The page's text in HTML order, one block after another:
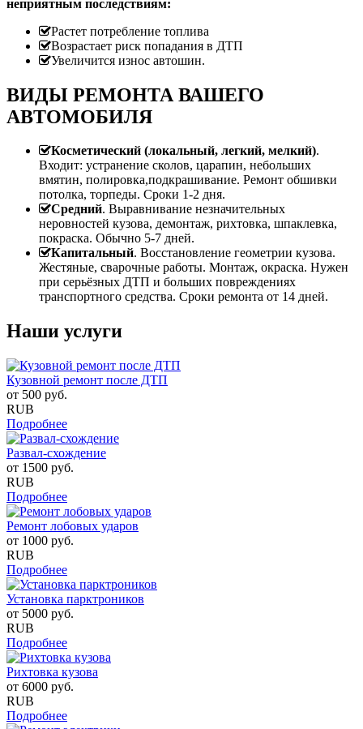
неприятным последствиям:
Растет потребление топлива
Возрастает риск попадания в ДТП
Увеличится износ автошин.
ВИДЫ РЕМОНТА ВАШЕГО
АВТОМОБИЛЯ
Косметический (локальный, легкий, мелкий).
Входит: устранение сколов, царапин, небольших
вмятин, полировка,подкрашивание. Ремонт обшивки
потолка, торпеды. Сроки 1-2 дня.
Средний. Выравнивание незначительных
неровностей кузова, демонтаж, рихтовка, шпаклевка,
покраска. Обычно 5-7 дней.
Капитальный. Восстановление геометрии кузова.
Жестяные, сварочные работы. Монтаж, окраска. Нужен
при серьёзных ДТП и больших повреждениях
транспортного средства. Сроки ремонта от 14 дней.
Наши услуги
Кузовной ремонт после ДТП
от 500 руб.
RUB
Подробнее
Развал-схождение
от 1500 руб.
RUB
Подробнее
Ремонт лобовых ударов
от 1000 руб.
RUB
Подробнее
Установка парктроников
от 5000 руб.
RUB
Подробнее
Рихтовка кузова
от 6000 руб.
RUB
Подробнее